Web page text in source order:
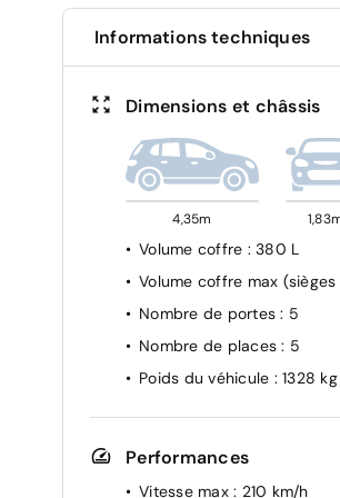
Informations techniques
Dimensions et châssis
4,35m
Volume coffre : 380 L
Volume coffre max
Nombre de portes: 5
Nombre de places: 5
Poids du véhicule : 1328 kg
Performances
Vitesse max : 210 km/h